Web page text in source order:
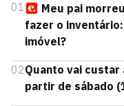
01
Meu pai
fazer o
imóvel?
02Quanto vai custar
partir de sábado